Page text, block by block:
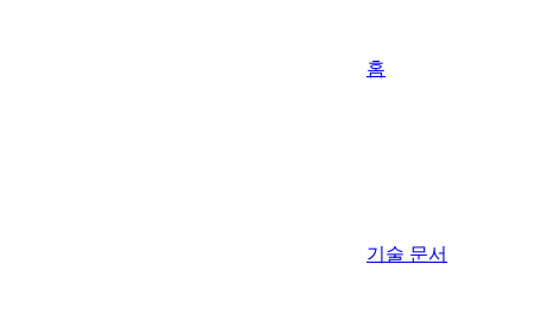
홈
기술 문서